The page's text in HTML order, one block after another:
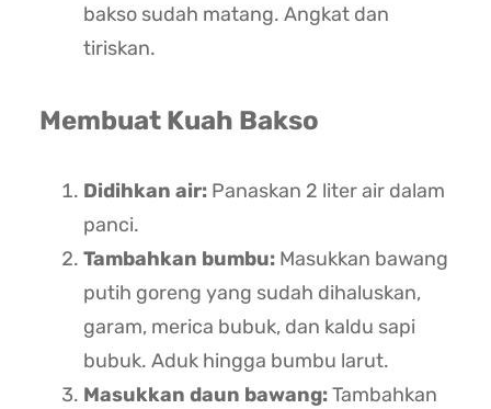
bakso sudah matang. Angkat dan
tiriskan.
Membuat Kuah Bakso
Didihkan air: Panaskan 2 liter air dalam
panci.
Tambahkan bumbu: Masukkan bawang
putih goreng yang sudah dihaluskan,
garam, merica bubuk, dan kaldu sapi
bubuk. Aduk hingga bumbu larut.
Masukkan daun bawang:Tambahkan